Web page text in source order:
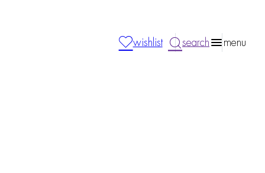
wishlist search menu